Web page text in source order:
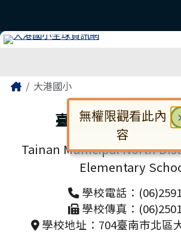
主內容區域
Home大港國小
臺南市北區大港國
Tainan Municipal North
Elementary
學校電話：
學校傳真：
學校地址：704臺南市北區
頁尾區域
無權限觀看此內
容
對話框已開啟。請